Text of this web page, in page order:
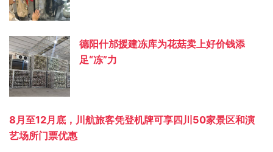
德阳什邡援建冻库为花菇卖上好价钱添
足“冻”力
8月至12月底，川航旅客凭登机牌可享四川50家景区和演
艺场所门票优惠